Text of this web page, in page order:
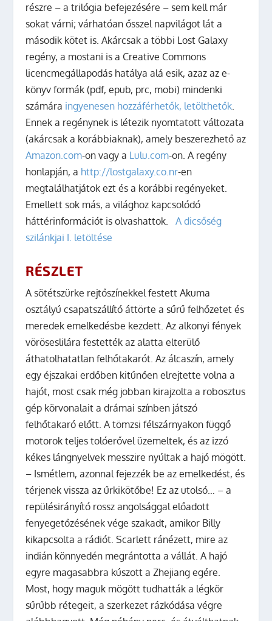
részre – a trilógia befejezésére – sem kell már
sokat várni; várhatóan ősszel napvilágot lát a
második kötet is. Akárcsak a többi Lost Galaxy
regény, a mostani is a Creative Commons
licencmegállapodás hatálya alá esik, azaz az e-
könyv formák (pdf, epub, prc, mobi) mindenki
számára ingyenesen hozzáférhetők, letölthetők.
Ennek a regénynek is létezik nyomtatott változata
(akárcsak a korábbiaknak), amely beszerezhető az
Amazon.com-on vagy a Lulu.com-on. A regény
honlapján, a http://lostgalaxy.co.nr-en
megtalálhatjátok ezt és a korábbi regényeket.
Emellett sok más, a világhoz kapcsolódó
háttérinformációt is olvashattok.A dicsőség
szilánkjai I. letöltése
RÉSZLET
A sötétszürke rejtőszínekkel festett Akuma
osztályú csapatszállító áttörte a sűrű felhőzetet és
meredek emelkedésbe kezdett. Az alkonyi fények
vöröseslilára festették az alatta elterülő
áthatolhatatlan felhőtakarót. Az álcaszín, amely
egy éjszakai erdőben kitűnően elrejtette volna a
hajót, most csak még jobban kirajzolta a robosztus
gép körvonalait a drámai színben játszó
felhőtakaró előtt. A tömzsi félszárnyakon függő
motorok teljes tolóerővel üzemeltek, és az izzó
kékes lángnyelvek messzire nyúltak a hajó mögött.
– Ismétlem, azonnal fejezzék be az emelkedést, és
térjenek vissza az űrkikötőbe! Ez az utolsó… – a
repülésirányító rossz angolsággal előadott
fenyegetőzésének vége szakadt, amikor Billy
kikapcsolta a rádiót. Scarlett ránézett, mire az
indián könnyedén megrántotta a vállát. A hajó
egyre magasabbra kúszott a Zhejiang egére.
Most, hogy maguk mögött tudhatták a légkör
sűrűbb rétegeit, a szerkezet rázkódása végre